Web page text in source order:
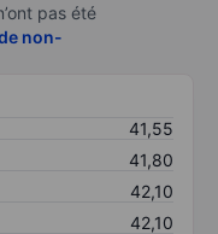
pas été
non-
41,55
41,80
42,10
42,10